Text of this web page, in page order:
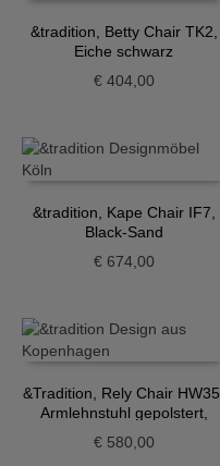
&tradition, Betty Chair TK2,
Eiche schwarz
€404,00
&tradition, Kape Chair IF7,
Black-Sand
€674,00
&Tradition, Rely Chair HW35,
Armlehnstuhl gepolstert,
€580,00